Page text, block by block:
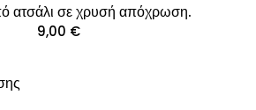
ατσάλι σε χρυσή απόχρωση.
9,00 €